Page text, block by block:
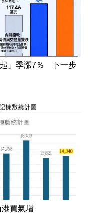
起」季漲7％ 下一步
買氣增